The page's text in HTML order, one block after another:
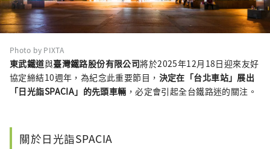
Photo by PIXTA
東武鐵道與臺灣鐵路股份有限公司將於2025年12月18日迎來友好
協定締結10週年，為紀念此重要節目， 決定在「台北車站」展出
「日光詣SPACIA」的先頭車輛 ，必定會引起全台鐵路迷的關注。
關於日光詣SPACIA